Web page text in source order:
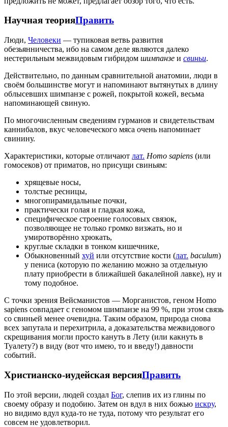
Научная теорияПравить
Люди, Человеки — тупиковая ветвь развития
обезьянничества, ибо на самом деле являются далеко
нестерильным межвидовым гибридом шимпанзе и свиньи.
Действительно, по данным сравнительной анатомии, люди в
своём большинстве могут и напоминают вытянутых в длину
облысевших шимпанзе с рожей, покрытой кожей, весьма
напоминающей свиную.
По многочисленным сведениям гурманов и свидетельствам
каннибалов, вкус человеческого мяса очень напоминает
свинину.
Характеристики, которые отличают лат. Homo sapiens (или
гомосеков) от приматов, но присущи свиньям:
хрящевые носы,
толстые ресницы,
многопирамидальные почки,
практически голая и гладкая кожа,
специфическое строение голосовых связок,
позволяющее не только громко визжать, но и
умиротворённо хрюкать,
круглые складки в тонком кишечнике,
Обыкновенный хуй или отсутствие кости (лат. baculum)
у пениса (которую по желанию можно за отдельную
плату приобрести в ближайшей бакалейной лавке), ну и
тому подобное.
С точки зрения Вейсманистов — Морганистов, геном Homo
sapiens совпадает с геномом шимпанзе на 99 %, при этом связь
со свиньей менее очевидна. Таким образом, природа снова
всех запутала и перехитрила, а доказательства межвидового
скрещивания могли просто кануть в Лету (или какнуть в
Туалету?) в виду (вот что имею, то и введу!) давности
событий.
Христианско-иудейская версияПравить
По этой версии, людей создал Бог, слепив их из глины по
своему образу и подобию. Затем он вдул в них божью искру,
но видимо вдул куда-то не туда, потому что результат его
совсем не удовлетворил.